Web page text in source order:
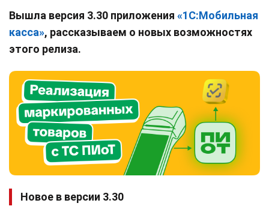
Вышла версия 3.30 приложения «1С:Мобильная
касса», рассказываем о новых возможностях
этого релиза.
Новое в версии 3.30